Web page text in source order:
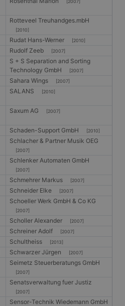
[2007]
Rotteveel Treuhandges.mbH
[2010]
Rudat Hans-Werner [2010]
Rudolf Zeeb [2007]
S + S Separation and Sorting
Technology GmbH
[2007]
Sahara Wings [2007]
SALANS [2010]
Saxum AG [2007]
Schaden-Support GmbH [2010]
Schlacher & Partner Musik OEG
[2007]
Schlenker Automaten GmbH
[2007]
Schmehrer Markus [2007]
Schneider Elke [2007]
Schoeller Werk GmbH & Co KG
[2007]
Scholler Alexander [2007]
Schreiner Adolf [2007]
Schultheiss [2013]
Schwarzer Jürgen [2007]
Seimetz Steuerberatungs GmbH
[2007]
Senatsverwaltung fuer Justiz
[2007]
Sensor-Technik Wiedemann GmbH